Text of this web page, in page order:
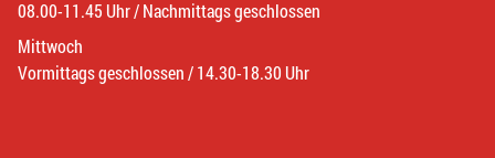
08.00-11.45 Uhr / Nachmittags geschlossen
Mittwoch
Vormittags geschlossen / 14.30-18.30 Uhr